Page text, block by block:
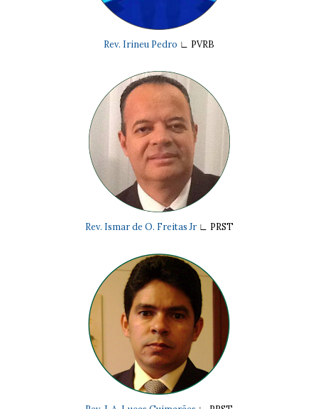
Rev. Irineu Pedro ∟ PVRB
Rev. Ismar de O. Freitas Jr ∟ PRST